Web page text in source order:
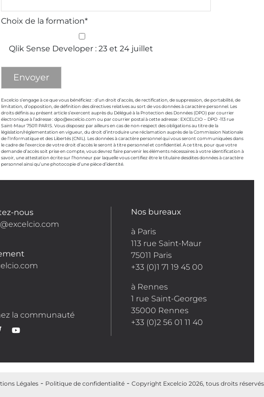
Choix de la formation*
Qlik Sense Developer : 23 et 24 juillet
Excelcio s’engage à ce que vous bénéficiez : d’un droit d’accès, de rectification, de suppression, de portabilité, de
limitation, d’opposition, de définition des directives relatives au sort de vos données à caractère personnel. Les
droits définis au présent article s’exercent auprès du Délégué à la Protection des Données (DPO) par courrier
électronique à l’adresse : dpo@excelcio.com ou par courrier postal à cette adresse : EXCELCIO – DPO -113 rue
Saint-Maur 75011 PARIS. Vous disposez par ailleurs en cas de non-respect des obligations au titre de la
législation/réglementation en vigueur, du droit d’introduire une réclamation auprès de la Commission Nationale
de l’Informatique et des Libertés (CNIL). Les données à caractère personnel qui vous seront communiquées dans
le cadre de l’exercice de votre droit d’accès le seront à titre personnel et confidentiel. A ce titre, pour que votre
demande d’accès soit prise en compte, vous devrez faire parvenir les éléments nécessaires à votre identification à
savoir, une attestation écrite sur l’honneur par laquelle vous certifiez être le titulaire desdites données à caractère
personnel ainsi qu’une photocopie d’une pièce d’identité.
nous
la communauté
Nos bureaux
à Paris
113 rue Saint-Maur
75011 Paris
+33 (0)1 71 19 45 00
à Rennes
1 rue Saint-Georges
35000 Rennes
+33 (0)2 56 01 11 40
Légales Politique de confidentialité Copyright Excelcio 2026, tous droits réservés